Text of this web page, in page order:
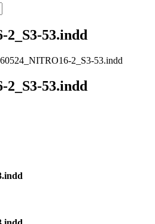
2_S3-53.indd
2_S3-53.indd
2_S3-53.indd